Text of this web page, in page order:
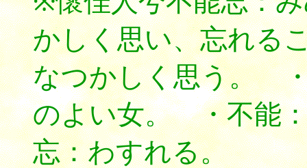
かしく思い、忘れる
なつかしく思う。
のよい女。 ・不能
忘：わすれる。